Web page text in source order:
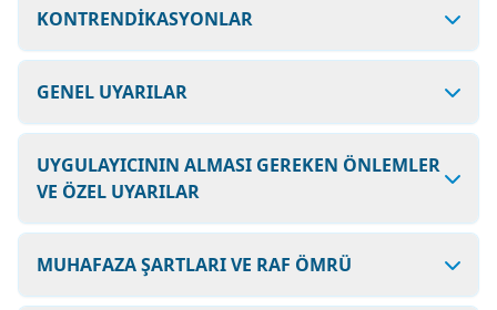
KONTRENDİKASYONLAR
GENEL UYARILAR
UYGULAYICININ ALMASI GEREKEN ÖNLEMLER
VE ÖZEL UYARILAR
MUHAFAZA ŞARTLARI VE RAF ÖMRÜ